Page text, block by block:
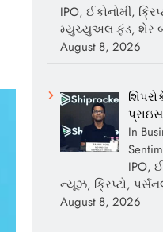
IPO, ઈકોનોમી,
મ્યુચ્યુઅલ ફંડ, શેર
August 8, 2026
In
IPO,
ન્યૂઝ, ક્રિપ્ટો,
August 8, 2026